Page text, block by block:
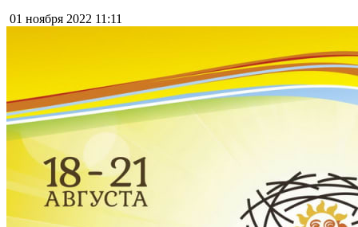
01 ноября 2022 11:11